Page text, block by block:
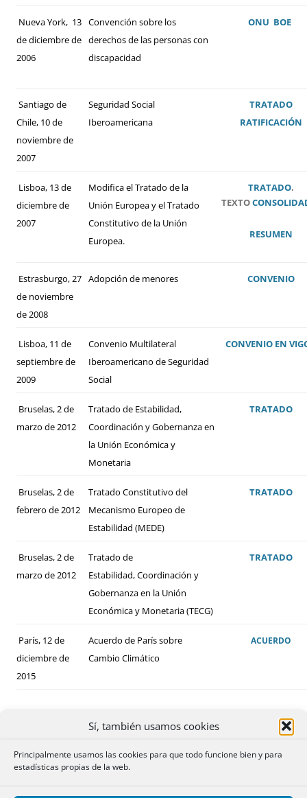
Sí, también usamos cookies
Principalmente usamos las cookies para que todo funcione bien y para
estadísticas propias de la web.
Nueva York, 13
de diciembre de
2006
Convención sobre los
derechos de las personas con
discapacidad
ONU BOE
Santiago de
Chile, 10 de
noviembre de
2007
Seguridad Social
Iberoamericana
TRATADO
RATIFICACIÓN
Lisboa, 13 de
diciembre de
2007
Modifica el Tratado de la
Unión Europea y el Tratado
Constitutivo de la Unión
Europea.
TRATADO.
TEXTO
RESUMEN
Estrasburgo, 27
de noviembre
de 2008
Adopción de menores CONVENIO
Lisboa, 11 de
septiembre de
2009
Convenio Multilateral
Iberoamericano de Seguridad
Social
CONVENIO EN
Bruselas, 2 de
marzo de 2012
Tratado de Estabilidad,
Coordinación y Gobernanza en
la Unión Económica y
Monetaria
TRATADO
Bruselas, 2 de
febrero de 2012
Tratado Constitutivo del
Mecanismo Europeo de
Estabilidad (MEDE)
TRATADO
Bruselas, 2 de
marzo de 2012
Tratado de
Estabilidad, Coordinación y
Gobernanza en la Unión
Económica y Monetaria (TECG)
TRATADO
París, 12 de
diciembre de
2015
Acuerdo de París sobre
Cambio Climático
ACUERDO
ALGUNOS DE LOS CONVENIOS BILATERALES
FIRMADOS POR ESPAÑA